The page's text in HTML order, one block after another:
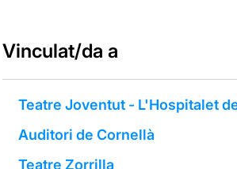
Vinculat/da a
Teatre Joventut - L'Hospitalet
Auditori de Cornellà
Teatre Zorrilla